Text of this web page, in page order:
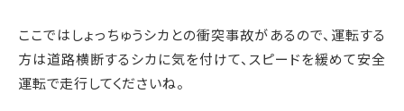
ここではしょっちゅうシカとの衝突事故があるので、運転する
方は道路横断するシカに気を付けて、スピードを緩めて安全
運転で走行してくださいね。